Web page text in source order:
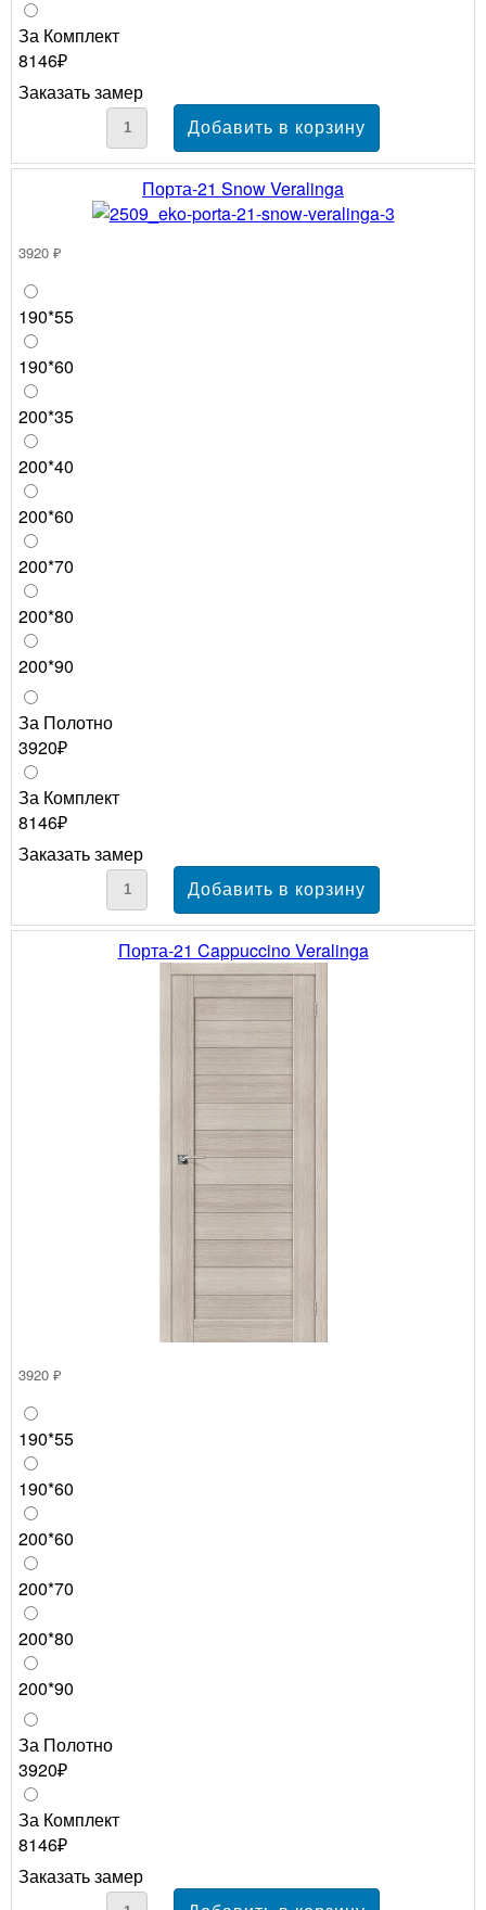
За Комплект
8146₽
Заказать замер
Порта-21 Snow Veralinga
3920 ₽
190*55
190*60
200*35
200*40
200*60
200*70
200*80
200*90
За Полотно
3920₽
За Комплект
8146₽
Заказать замер
Порта-21 Cappuccino Veralinga
3920 ₽
190*55
190*60
200*60
200*70
200*80
200*90
За Полотно
3920₽
За Комплект
8146₽
Заказать замер